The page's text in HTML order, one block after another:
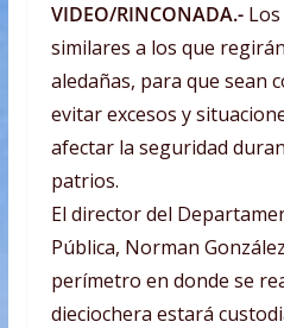
VIDEO/RINCONADA.-Los
similares a los que
aledañas, para que sean
evitar excesos y
afectar la seguridad
patrios.
El director del
Pública, Norman
perímetro en donde se
dieciochera estará